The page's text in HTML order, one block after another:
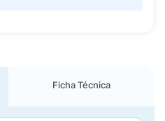
Ficha Técnica